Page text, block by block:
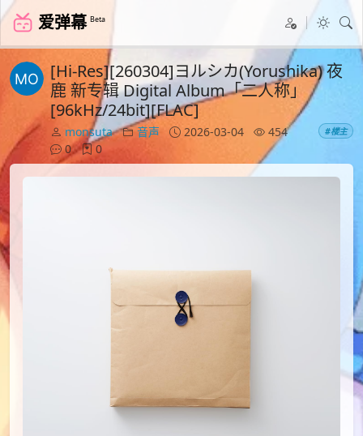
爱弹幕 Beta
[Hi-Res][260304]ヨルシカ(Yorushika) 夜
鹿 新专辑 Digital Album「二人称」
[96kHz/24bit][FLAC]
monsuta 音声 2026-03-04
454
0
0
#楼主